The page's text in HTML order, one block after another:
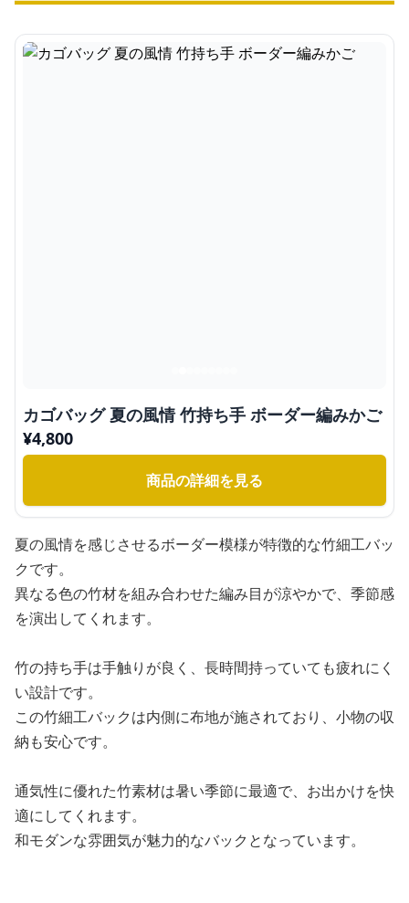
カゴバッグ 夏の風情 竹持ち手 ボーダー編みかご
¥4,800
商品の詳細を見る
夏の風情を感じさせるボーダー模様が特徴的な竹細工バッ
クです。
異なる色の竹材を組み合わせた編み目が涼やかで、季節感
を演出してくれます。
竹の持ち手は手触りが良く、長時間持っていても疲れにく
い設計です。
この竹細工バックは内側に布地が施されており、小物の収
納も安心です。
通気性に優れた竹素材は暑い季節に最適で、お出かけを快
適にしてくれます。
和モダンな雰囲気が魅力的なバックとなっています。